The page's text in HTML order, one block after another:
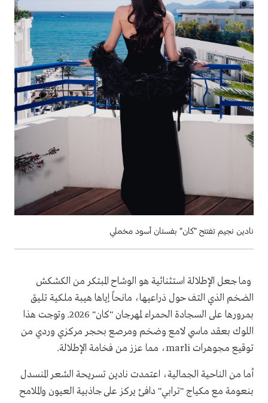
نادين نجيم تفتتح "كان" بفستان أسود مخملي
وما جعل الإطلالة استثنائية هو الوشاح المبتكر من الكشكش
الضخم الذي التف حول ذراعيها، مانحاً إياها هيبة ملكية تليق
بمرورها على السجادة الحمراء لمهرجان "كان" 2026. وتوجت هذا
اللوك بعقد ماسي لامع وضخم ومرصع بحجر مركزي وردي من
توقيع مجوهرات marli، مما عزز من فخامة الإطلالة.
أما من الناحية الجمالية، اعتمدت نادين تسريحة الشعر المنسدل
بنعومة مع مكياج "ترابي" دافئ يركز على جاذبية العيون والملامح